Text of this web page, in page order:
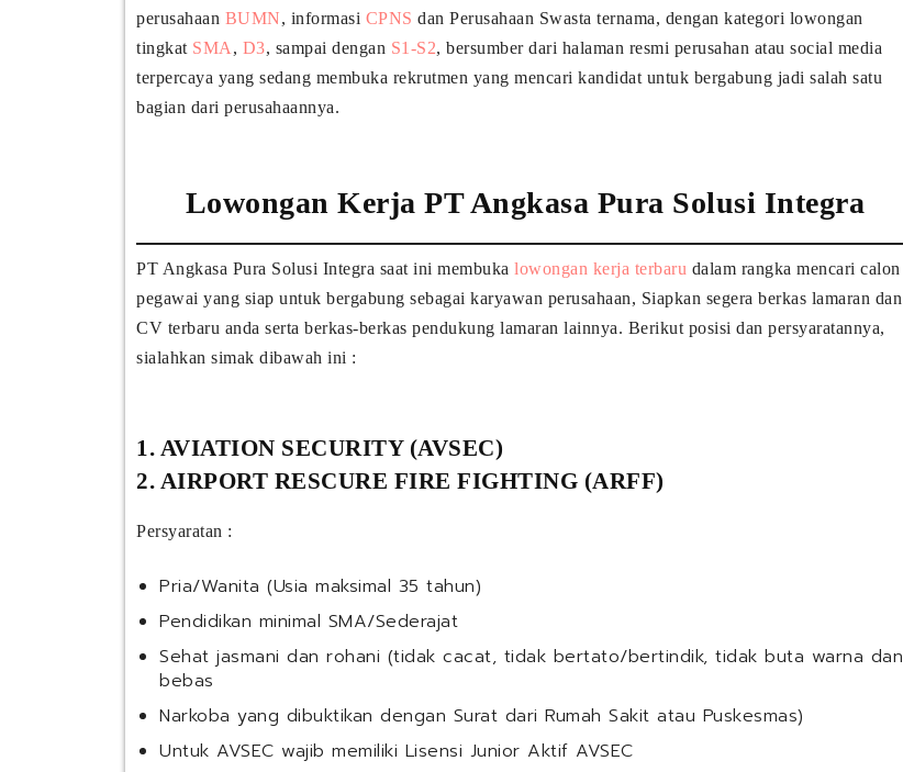
perusahaan BUMN, informasi CPNS dan Perusahaan Swasta ternama, dengan kategori lowongan
tingkat SMA , D3, sampai dengan S1-S2, bersumber dari halaman resmi perusahan atau social media
terpercaya yang sedang membuka rekrutmen yang mencari kandidat untuk bergabung jadi salah satu
bagian dari perusahaannya.
Lowongan Kerja PT Angkasa Pura Solusi Integra
PT Angkasa Pura Solusi Integra saat ini membuka lowongan kerja terbaru dalam rangka mencari calon
pegawai yang siap untuk bergabung sebagai karyawan perusahaan, Siapkan segera berkas lamaran dan
CV terbaru anda serta berkas-berkas pendukung lamaran lainnya. Berikut posisi dan persyaratannya,
sialahkan simak dibawah ini :
1. AVIATION SECURITY (AVSEC)
2. AIRPORT RESCURE FIRE FIGHTING (ARFF)
Persyaratan :
Pria/Wanita (Usia maksimal 35 tahun)
Pendidikan minimal SMA/Sederajat
Sehat jasmani dan rohani (tidak cacat, tidak bertato/bertindik, tidak buta warna dan
bebas
Narkoba yang dibuktikan dengan Surat dari Rumah Sakit atau Puskesmas)
Untuk AVSEC wajib memiliki Lisensi Junior Aktif AVSEC